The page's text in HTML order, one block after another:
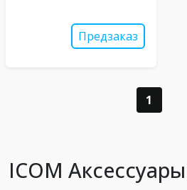
Предзаказ
1
ICOM Аксессуары